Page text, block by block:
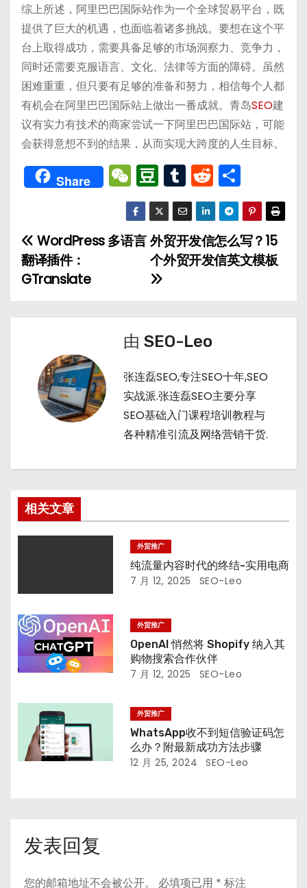
综上所述，阿里巴巴国际站作为一个全球贸易平台，既
提供了巨大的机遇，也面临着诸多挑战。要想在这个平
台上取得成功，需要具备足够的市场洞察力、竞争力，
同时还需要克服语言、文化、法律等方面的障碍。虽然
困难重重，但只要有足够的准备和努力，相信每个人都
有机会在阿里巴巴国际站上做出一番成就。青岛SEO建
议有实力有技术的商家尝试一下阿里巴巴国际站，可能
会获得意想不到的结果，从而实现大跨度的人生目标。
Share W
e
C
h
D
o
u
b
a
n
T
u
m
bl
r
R
e
d
di
t
享
文
章
外贸开发信怎么写？15
个外贸开发信英文模板
WordPress 多语言
翻译插件：
GTranslate
由 SEO-Leo
张连磊SEO,专注SEO十年,SEO
实战派.张连磊SEO主要分享
SEO基础入门课程培训教程与
各种精准引流及网络营销干货.
相关文章
外贸推广
纯流量内容时代的终结-实用电商
7 月 12, 2025 SEO-Leo
外贸推广
OpenAI 悄然将 Shopify 纳入其
购物搜索合作伙伴
7 月 12, 2025 SEO-Leo
外贸推广
WhatsApp收不到短信验证码怎
么办？附最新成功方法步骤
12 月 25, 2024 SEO-Leo
发表回复
您的邮箱地址不会被公开。 必填项已用 * 标注